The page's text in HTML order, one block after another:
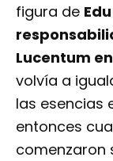
figura de
Lucentum
volvía a
las esencias
entonces
comenzaron